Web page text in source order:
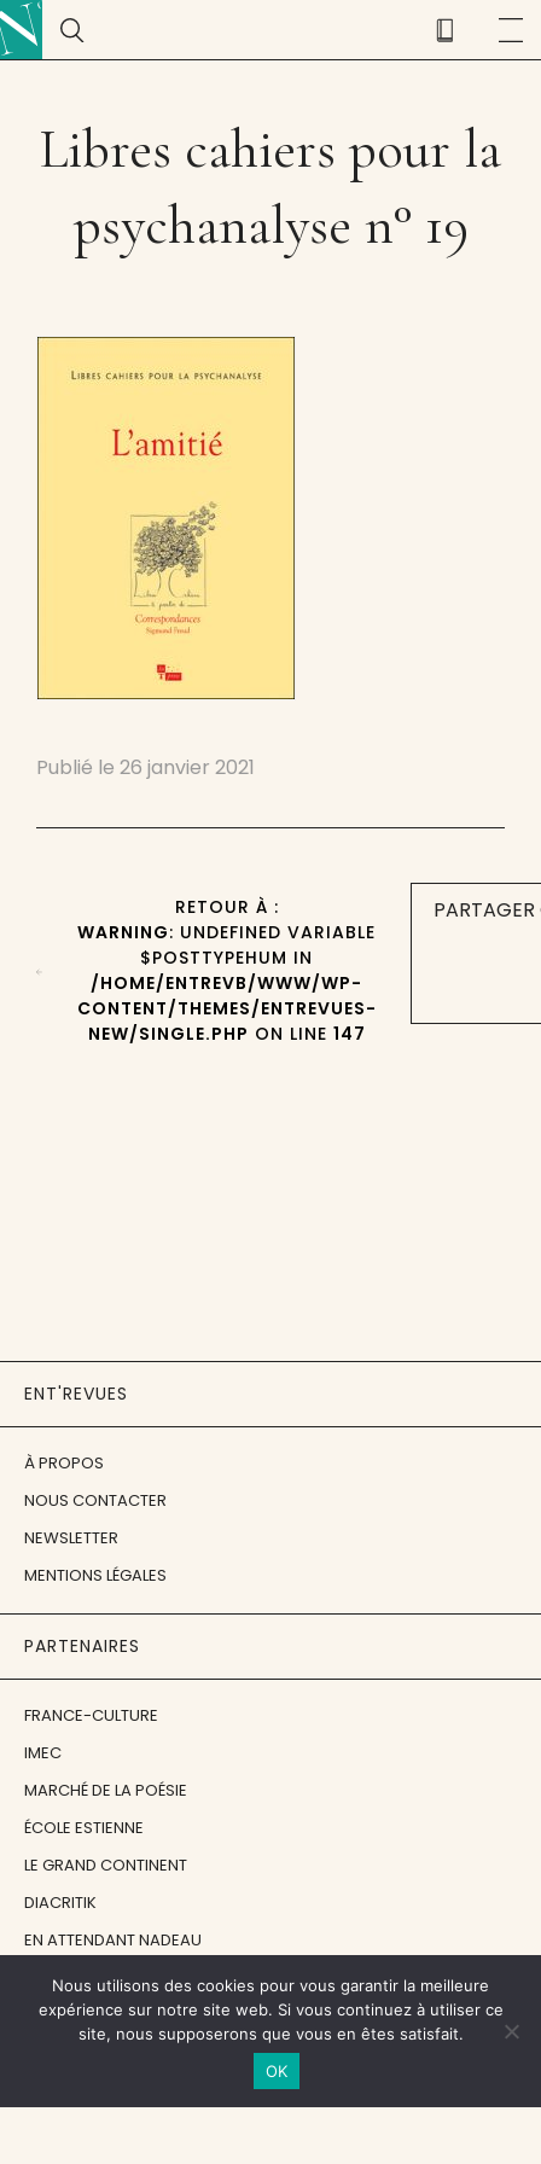
Libres cahiers pour la
psychanalyse n° 19
Publié le 26 janvier 2021
RETOUR À :
WARNING: UNDEFINED VARIABLE
$POSTTYPEHUM IN
/HOME/ENTREVB/WWW/WP-
CONTENT/THEMES/ENTREVUES-
NEW/SINGLE.PHP ON LINE 147
ENT'REVUES
À PROPOS
NOUS CONTACTER
NEWSLETTER
MENTIONS LÉGALES
PARTENAIRES
FRANCE-CULTURE
IMEC
MARCHÉ DE LA POÉSIE
ÉCOLE ESTIENNE
LE GRAND CONTINENT
DIACRITIK
EN ATTENDANT NADEAU
NOS SOUTIENS
Nous utilisons des cookies pour vous garantir la meilleure
expérience sur notre site web. Si vous continuez à utiliser ce
site, nous supposerons que vous en êtes satisfait.
OK